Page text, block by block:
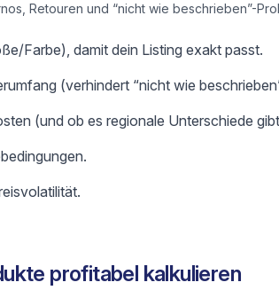
Retouren und “nicht wie beschrieben”-
Farbe), damit dein Listing exakt passt.
(verhindert “nicht wie
(und ob es regionale Unterschiede
profitabel kalkulieren